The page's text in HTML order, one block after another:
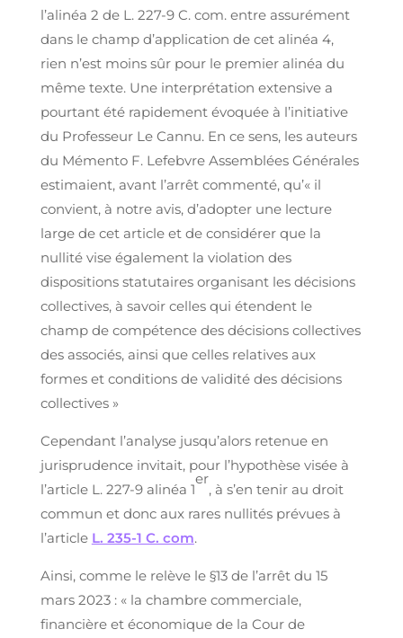
l’alinéa 2 de L. 227-9 C. com. entre assurément
dans le champ d’application de cet alinéa 4,
rien n’est moins sûr pour le premier alinéa du
même texte. Une interprétation extensive a
pourtant été rapidement évoquée à l’initiative
du Professeur Le Cannu. En ce sens, les auteurs
du Mémento F. Lefebvre Assemblées Générales
estimaient, avant l’arrêt commenté, qu’« il
convient, à notre avis, d’adopter une lecture
large de cet article et de considérer que la
nullité vise également la violation des
dispositions statutaires organisant les décisions
collectives, à savoir celles qui étendent le
champ de compétence des décisions collectives
des associés, ainsi que celles relatives aux
formes et conditions de validité des décisions
collectives »
Cependant l’analyse jusqu’alors retenue en
jurisprudence invitait, pour l’hypothèse visée à
l’article L. 227-9 alinéa 1
er
, à s’en tenir au droit
commun et donc aux rares nullités prévues à
l’article L. 235-1 C. com.
Ainsi, comme le relève le §13 de l’arrêt du 15
mars 2023 : « la chambre commerciale,
financière et économique de la Cour de